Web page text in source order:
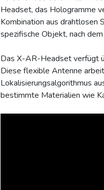
Headset, das Hologramme
Kombination aus drahtlosen
spezifische Objekt, nach
Das X-AR-Headset verfügt
Diese flexible Antenne
Lokalisierungsalgorithmus
bestimmte Materialien wie